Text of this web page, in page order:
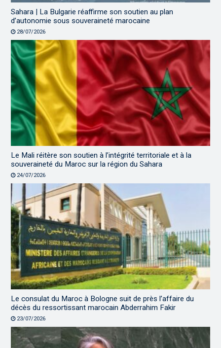
Sahara | La Bulgarie réaffirme son soutien au plan
d’autonomie sous souveraineté marocaine
28/07/2026
Le Mali réitère son soutien à l’intégrité territoriale et à la
souveraineté du Maroc sur la région du Sahara
24/07/2026
Le consulat du Maroc à Bologne suit de près l’affaire du
décès du ressortissant marocain Abderrahim Fakir
23/07/2026